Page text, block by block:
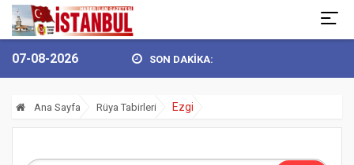
07-08-2026 SON DAKİKA:
Ana Sayfa Rüya Tabirleri Ezgi